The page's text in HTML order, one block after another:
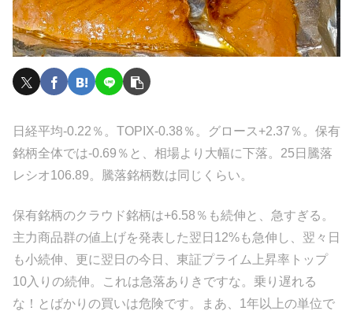
日経平均-0.22％。TOPIX-0.38％。グロース+2.37％。保有
銘柄全体では-0.69％と、相場より大幅に下落。25日騰落
レシオ106.89。騰落銘柄数は同じくらい。
保有銘柄のクラウド銘柄は+6.58％も続伸と、急すぎる。
主力商品群の値上げを発表した翌日12%も急伸し、翌々日
も小続伸、更に翌日の今日、東証プライム上昇率トップ
10入りの続伸。これは急落ありきですな。乗り遅れる
な！とばかりの買いは危険です。まあ、1年以上の単位で